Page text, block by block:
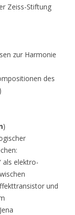
Zeiss-Stiftung
zur Harmonie
des
)
als elektro-
und